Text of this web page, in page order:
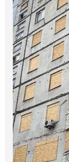
Світ Олді